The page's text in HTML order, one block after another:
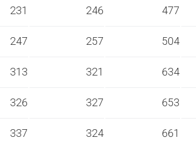
231 246 477
247 257 504
313 321 634
326 327 653
337 324 661